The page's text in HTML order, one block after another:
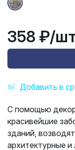
Добавить в
358 ₽/
С помощью
красивейшие
зданий,
архитектурные